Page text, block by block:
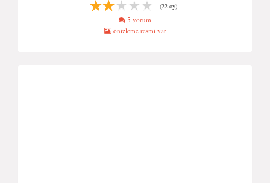
(22 oy)
5 yorum
önizleme resmi var